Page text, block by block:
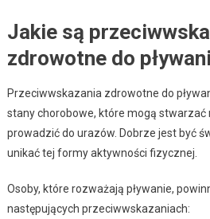
Jakie są
zdrowotne do
Przeciwwskazania zdrowotne do
stany chorobowe, które mogą stwarzać
prowadzić do urazów. Dobrze jest być
unikać tej formy aktywności fizycznej.
Osoby, które rozważają pływanie,
następujących przeciwwskazaniach: